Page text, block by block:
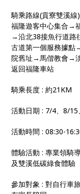
騎乘路線(貢寮雙溪線
福隆遊客中心集合→
→沿北38接魚行道
古道第一個服務據
院舊址→馬偕教會→
返回福隆車站
騎乘長度 : 約21KM
活動日期 : 7/4、8/15
活動時間 : 08:30-
體驗活動 : 專業領騎
及雙溪低碳綠食體驗
參加對象 : 對自行車